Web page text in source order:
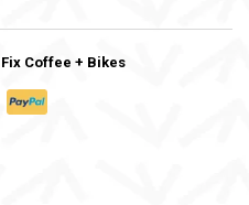
Coffee + Bikes